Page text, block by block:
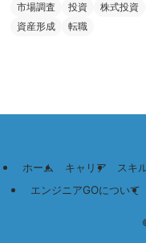
市場調査
投資 株式投資
資産形成
転職
ホーム キャリア スキ
エンジニアGOについて